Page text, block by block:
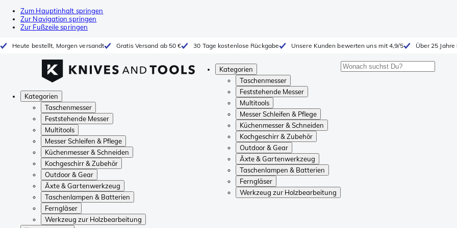
Zum Hauptinhalt springen
Zur Navigation springen
Zur Fußzeile springen
Heute bestellt, Morgen versandt Gratis Versand ab 50 € 30 Tage kostenlose Rückgabe Unsere Kunden bewerten uns mit 4,9/5 Über 25
Kategorien
Taschenmesser
Feststehende Messer
Multitools
Messer Schleifen & Pflege
Küchenmesser & Schneiden
Kochgeschirr & Zubehör
Outdoor & Gear
Äxte & Gartenwerkzeug
Taschenlampen & Batterien
Ferngläser
Werkzeug zur Holzbearbeitung
Kategorien
Taschenmesser
Feststehende Messer
Multitools
Messer Schleifen & Pflege
Küchenmesser & Schneiden
Kochgeschirr & Zubehör
Outdoor & Gear
Äxte & Gartenwerkzeug
Taschenlampen & Batterien
Ferngläser
Werkzeug zur Holzbearbeitung